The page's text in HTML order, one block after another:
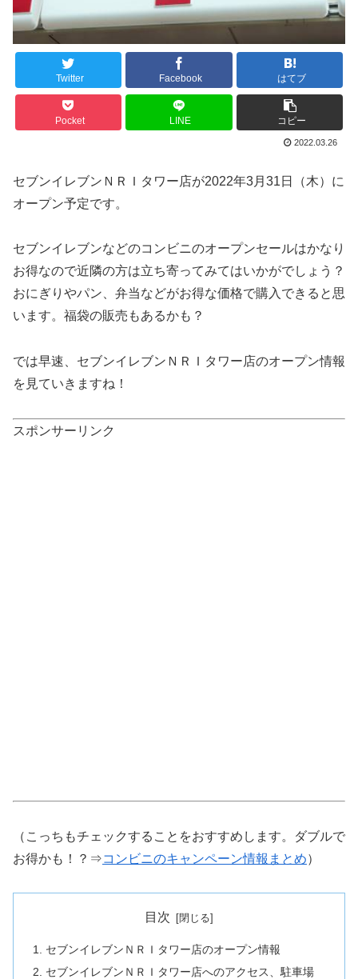
Twitter Facebook はてブ
Pocket LINE コピー
2022.03.26
セブンイレブンＮＲＩタワー店が2022年3月31日（木）に
オープン予定です。
セブンイレブンなどのコンビニのオープンセールはかなり
お得なので近隣の方は立ち寄ってみてはいかがでしょう？
おにぎりやパン、弁当などがお得な価格で購入できると思
います。福袋の販売もあるかも？
では早速、セブンイレブンＮＲＩタワー店のオープン情報
を見ていきますね！
スポンサーリンク
（こっちもチェックすることをおすすめします。ダブルで
お得かも！？⇒コンビニのキャンペーン情報まとめ）
目次
セブンイレブンＮＲＩタワー店のオープン情報
セブンイレブンＮＲＩタワー店へのアクセス、駐車場